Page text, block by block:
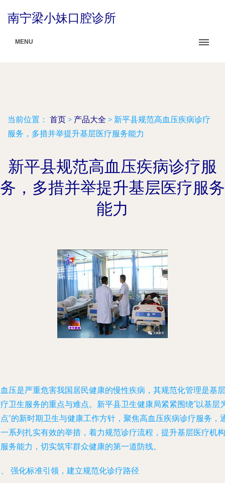
南宁梁小妹口腔诊所
MENU
当前位置： 首页 > 产品大全 > 新平县规范高血压疾病诊疗
服务，多措并举提升基层医疗服务能力
新平县规范高血压疾病诊疗服
务，多措并举提升基层医疗服务
能力
压是严重危害我国居民健康的慢性疾病，其规范化管理是基层
卫生服务的重点与难点。新平县卫生健康局紧紧围绕“以基层
”的新时期卫生与健康工作方针，聚焦高血压疾病诊疗服务，
系列扎实有效的举措，着力规范诊疗流程，提升基层医疗机构
务能力，切实筑牢群众健康的第一道防线。
强化标准引领，建立规范化诊疗路径